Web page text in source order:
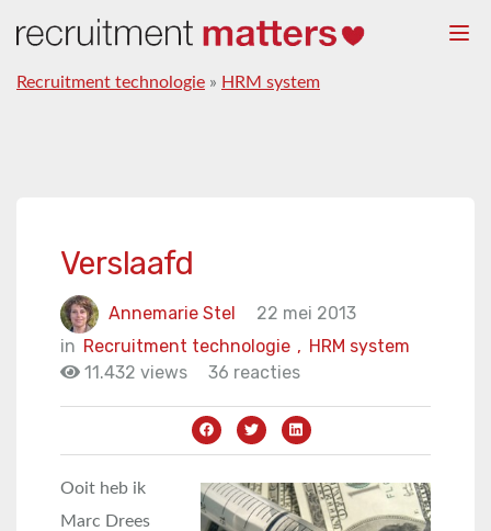
Recruitment technologie » HRM system
Verslaafd
Annemarie Stel
22 mei 2013
in
HRM system
Recruitment technologie ,
11.432 views
36 reacties
Ooit heb ik
Marc Drees